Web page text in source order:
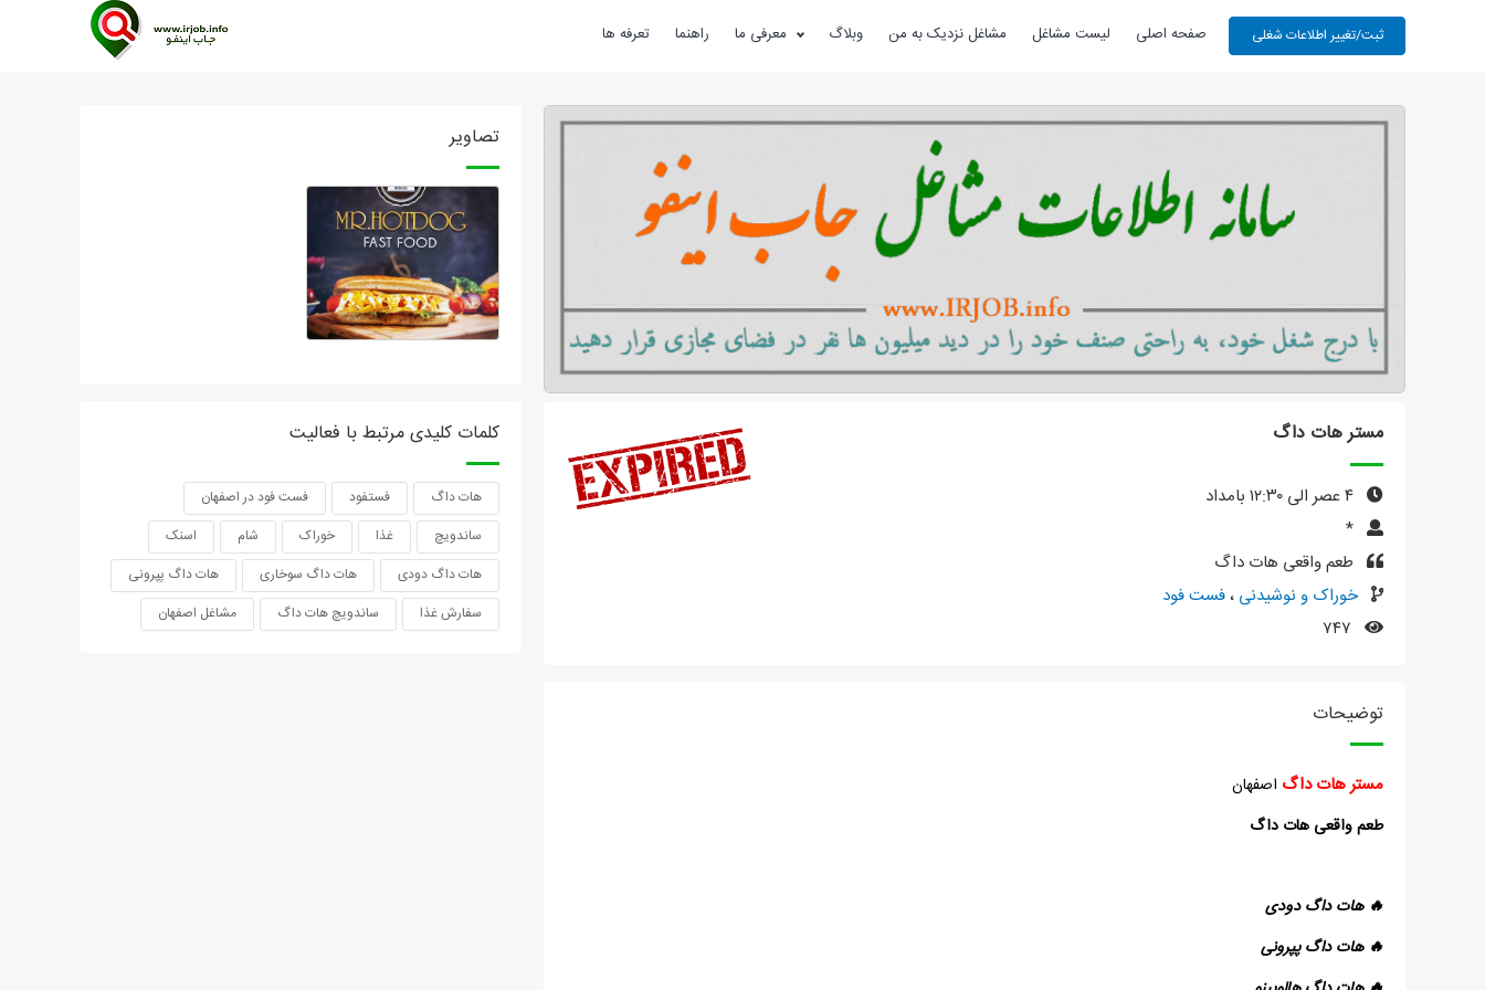
صفحه اصلی لیست مشاغل مشاغل نزدیک به من وبلاگ معرفی ما راهنما تعرفه ها
مستر هات داگ
*
طعم واقعی هات داگ
خوراک و نوشیدنی ،فست فود
توضیحات
مستر هات داگ اصفهان
طعم واقعی هات داگ
🔥 هات داگ دودی
🔥 هات داگ پپرونی
تصاویر
کلمات کلیدی مرتبط با فعالیت
هات داگ فستفود
فست فود در اصفهان
ساندویچ
غذا خوراک شام
اسنک
هات داگ دودی
هات داگ سوخاری
هات داگ پپرونی
سفارش غذا
ساندویچ هات داگ مشاغل اصفهان